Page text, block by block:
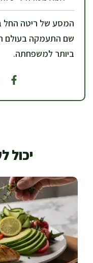
המסע של ריטה החל
שם התעמקה בעולם
ביותר למשפחתה.
יכול